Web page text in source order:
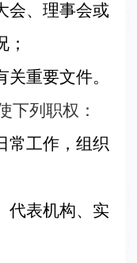
、理事会或
重要文件。
下列职权：
常工作，组织
代表机构、实